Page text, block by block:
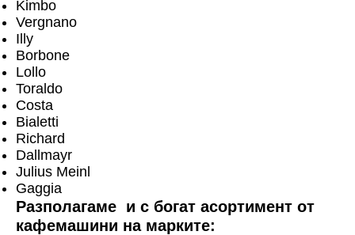
Kimbo
Vergnano
Illy
Borbone
Lollo
Toraldo
Costa
Bialetti
Richard
Dallmayr
Julius Meinl
Gaggia
Разполагаме и с богат асортимент от
кафемашини на марките: